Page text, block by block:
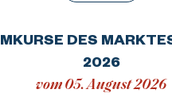
DES
2026
vom 05. August 2026